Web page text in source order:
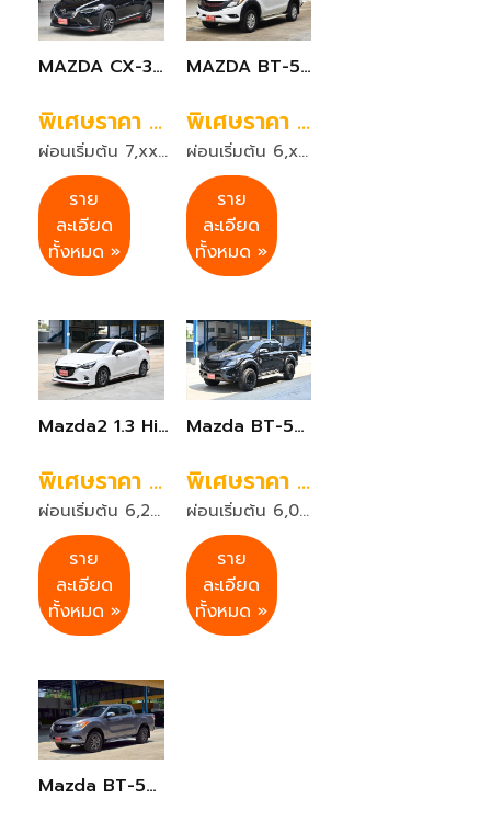
MAZDA CX-3 2.0 SP สีดำ เกียร์ออโต้ ปี 2018
พิเศษราคา 359,999 บาท
ผ่อนเริ่มต้น 7,xxx บาท 72 งวด
ราย
ละเอียด
ทั้งหมด »
MAZDA BT-50 PRO 2.0 HI-RACER D-CAB สีขาว เกียร์ออโต้ ปี 2019
พิเศษราคา 299,999 บาท
ผ่อนเริ่มต้น 6,xxx บาท 72 งวด
ราย
ละเอียด
ทั้งหมด »
Mazda2 1.3 High Plus เกียร์ออโต้ สีขาว ปี 2020
พิเศษราคา 339,999 บาท
ผ่อนเริ่มต้น 6,262 บาท 72 งวด
ราย
ละเอียด
ทั้งหมด »
Mazda BT-50 PRO 2.2 High-racer Double Cab สีดำ เกียร์A/T ปี2014
พิเศษราคา 299,999 บาท
ผ่อนเริ่มต้น 6,061 บาท 72 งวด
ราย
ละเอียด
ทั้งหมด »
Mazda BT-50 PRO 2.2 High-racer Double Cab สีเทา เกียร์A/T ปี2014